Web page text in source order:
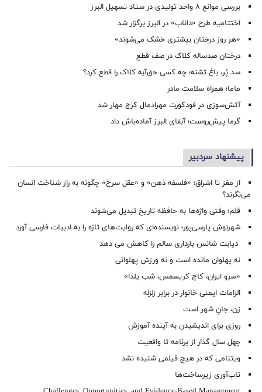
بررسی موانع ۸ واحد تولیدی در ستاد تسهیل البرز
اختتامیه طرح «داناب» در البرز برگزار شد
«هر روز درختان بیشتری خشک می‌شوند»
درختان صدساله کلاک در صف قطع
سد پُر، باغ تشنه؛ چه کسی حق‌آبه کلاک را قطع کرد؟
ماما؛ همراه سلامت مادر
آتش‌سوزی در فودکورت مهرادمال کرج مهار شد
گرما پیش‌روست؛ آبفای البرز آماده‌باش داد
پیشنهاد سردبیر
از مغز تا اشراق؛ «فلسفه ذهن» و «عقل سرخ» چگونه به راز شناخت انسان
می‌نگرند؟
قلم؛ وقتی واژه‌ها به حافظه تاریخ تبدیل می‌شوند
شهرنوش پارسی‌پور؛ نویسنده‌ای که روایت‌های تازه را به ادبیات فارسی آورد
دیابت شانس بارداری سالم را کاهش می دهد
نه پهلوان مانده است و نه ورزش پهلوانی
«سرو ایران، کاج کریسمس، شب یلدا»
الزامات ایمنی خانوار در برابر زلزله
زن، جانِ شهر است
روزی برای اندیشیدن به آینده آموزش
چهل سال گذار از برنامه تا واقعیت
ویتنامی که در هیچ فیلمی شنیده نشد
تاب‌آوری زیرساخت‌ها